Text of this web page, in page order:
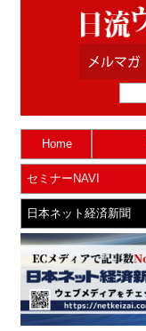
Home
セミナーNAVI
日本ネット経済新聞